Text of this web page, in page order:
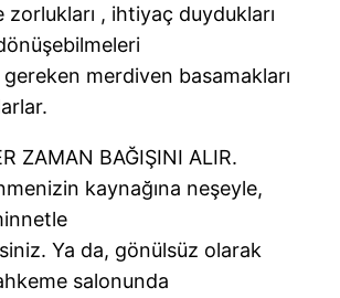
zorlukları , ihtiyaç duydukları
gereken merdiven basamakları
ZAMAN BAĞIŞINI ALIR.
kaynağına neşeyle,
Ya da, gönülsüz olarak
salonunda